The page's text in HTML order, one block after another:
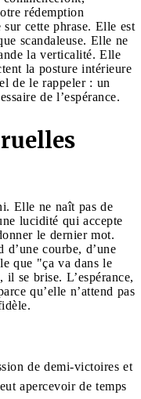
rédemption
cette phrase. Elle est
scandaleuse. Elle ne
la verticalité. Elle
la posture intérieure
de le rappeler : un
de l’espérance.
Elle ne naît pas de
lucidité qui accepte
le dernier mot.
courbe, d’une
que "ça va dans le
il se brise. L’espérance,
qu’elle n’attend pas
de demi-victoires et
apercevoir de temps